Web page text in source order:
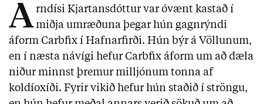
Arndísi Kjartansdóttur var óvænt kastað í
miðja umræðuna þegar hún gagnrýndi
áform Carbfix í Hafnarfirði. Hún býr á Völlunum,
en í næsta návígi hefur Carbfix áform um að dæla
niður minnst þremur milljónum tonna af
koldíoxíði. Fyrir vikið hefur hún staðið í ströngu,